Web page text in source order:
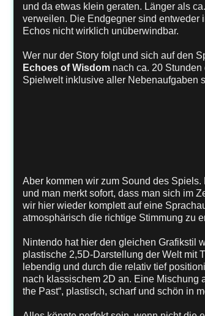
und da etwas klein geraten. Länger als
verweilen. Die Endgegner sind entweder
Echos nicht wirklich unüberwindbar.
Wer nur der Story folgt und sich auf den
Echoes of Wisdom nach ca. 20
Spielwelt inklusive aller Nebenaufgaben
Aber kommen wir zum Sound des
und man merkt sofort, dass man sich im
wir hier wieder komplett auf eine
atmosphärisch die richtige Stimmung zu
Nintendo hat hier den gleichen Grafikstil
plastische 2,5D-Darstellung der Welt mit
lebendig und durch die relativ tief
nach klassischem 2D an. Eine Mischung
the Past“, plastisch, scharf und schön in